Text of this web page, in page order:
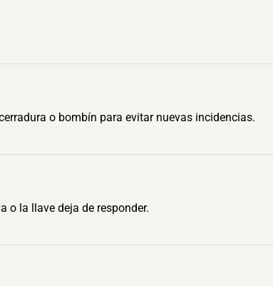
o bombín para evitar nuevas incidencias.
o la llave deja de responder.